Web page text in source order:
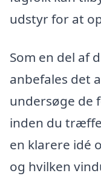
udstyr for at
Som en del af
anbefales det
undersøge de
inden du
en klarere idé
og hvilken